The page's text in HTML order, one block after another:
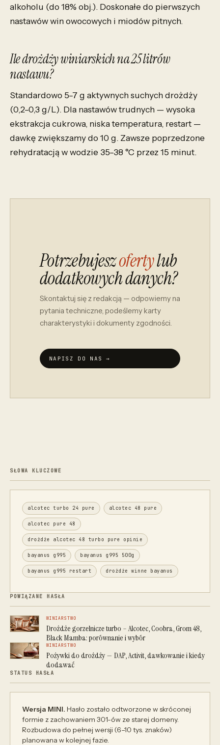
alkoholu (do 18% obj.). Doskonałe do pierwszych
nastawów win owocowych i miodów pitnych.
Ile drożdży winiarskich na 25 litrów
nastawu?
Standardowo 5–7 g aktywnych suchych drożdży
(0,2–0,3 g/L). Dla nastawów trudnych — wysoka
ekstrakcja cukrowa, niska temperatura, restart —
dawkę zwiększamy do 10 g. Zawsze poprzedzone
rehydratacją w wodzie 35–38 °C przez 15 minut.
Potrzebujeszofertylub
dodatkowych danych?
Skontaktuj się z redakcją — odpowiemy na
pytania techniczne, podeślemy karty
charakterystyki i dokumenty zgodności.
NAPISZ DO NAS →
SŁOWA KLUCZOWE
alcotec turbo 24 pure alcotec 48 pure
alcotec pure 48
drożdże alcotec 48 turbo pure opinie
bayanus g995 bayanus g995 500g
bayanus g995 restart drożdże winne bayanus
POWIĄZANE HASŁA
WINIARSTWO
Drożdże gorzelnicze turbo – Alcotec, Coobra, Grom 48,
Black Mamba: porównanie i wybór
WINIARSTWO
Pożywki do drożdży — DAP, Activit, dawkowanie i kiedy
dodawać
STATUS HASŁA
Wersja MINI. Hasło zostało odtworzone w skróconej
formie z zachowaniem 301-ów ze starej domeny.
Rozbudowa do pełnej wersji (6–10 tys. znaków)
planowana w kolejnej fazie.